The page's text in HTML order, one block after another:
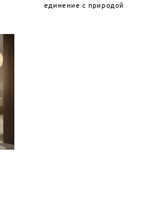
единение с природой